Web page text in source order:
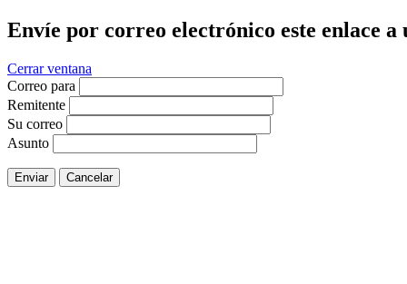
Envíe por correo electrónico este enlace a
Cerrar ventana
Correo para
Remitente
Su correo
Asunto
Enviar Cancelar